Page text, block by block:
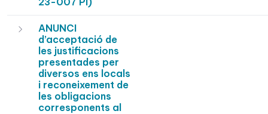
ANUNCI
d’acceptació de
les justificacions
presentades per
diversos ens locals
i reconeixement de
les obligacions
corresponents al